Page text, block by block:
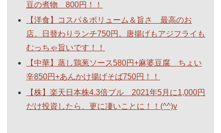
豆の煮物 800円！！
【洋食】コスパ＆ボリューム＆旨さ 最高のお
店。日替わりランチ750円。唐揚げもアジフライも
むっちゃ旨いです！！
【中華】蒸し鶏葱ソース580円+麻婆豆腐 ちょい
辛850円+あんかけ揚げそば750円！！
【株】楽天日本株4.3倍ブル 2021年5月に1,000円
だけ投資したら、更に凄いことに！！(^^)v